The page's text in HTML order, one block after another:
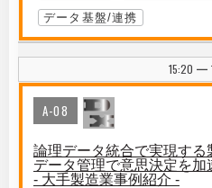
データ基盤/連携
15:20 |
A-08
論理データ統合で実現す
データ管理で意思決定を加
- 大手製造業事例紹介 -